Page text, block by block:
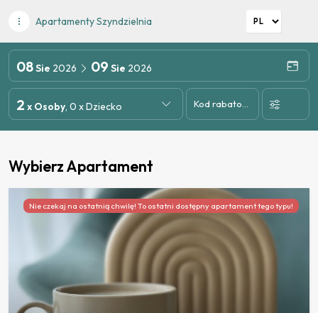
Apartamenty Szyndzielnia
08Sie 2026 09 Sie 2026
2 x Osoby, 0 x Dziecko
Wybierz Apartament
Nie czekaj na ostatnią chwilę! To ostatni dostępny apartament tego typu!